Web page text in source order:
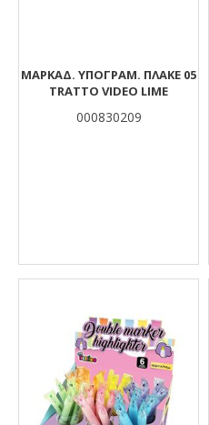
ΜΑΡΚΑΔ. ΥΠΟΓΡΑΜ. ΠΛΑΚΕ 05
TRATTO VIDEO LIME
000830209